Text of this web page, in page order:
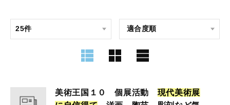
美術王国１０ 個展活動 現代美術展